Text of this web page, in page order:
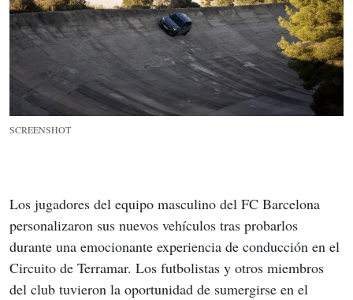
SCREENSHOT
Los jugadores del equipo masculino del FC Barcelona
personalizaron sus nuevos vehículos tras probarlos
durante una emocionante experiencia de conducción en el
Circuito de Terramar. Los futbolistas y otros miembros
del club tuvieron la oportunidad de sumergirse en el